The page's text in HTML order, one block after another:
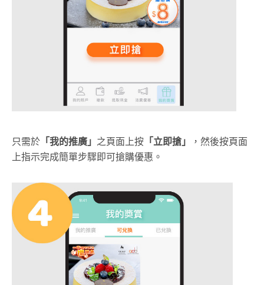
只需於 「我的推廣」 之頁面上按 「立即搶」
，然後按頁面
上指示完成簡單步驟即可搶購優惠。